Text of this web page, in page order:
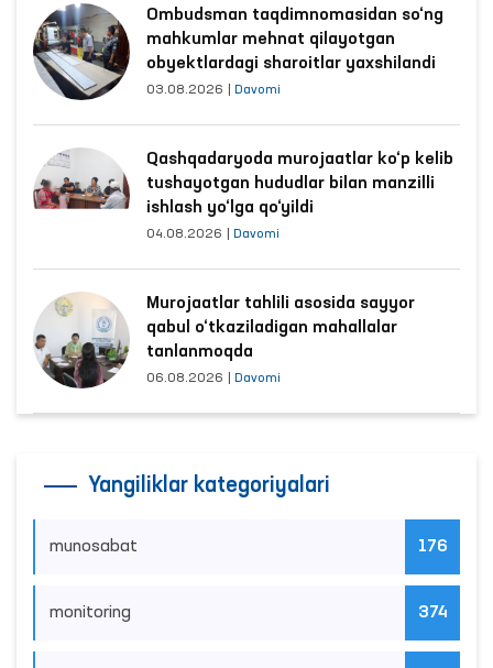
Ombudsman taqdimnomasidan so‘ng
mahkumlar mehnat qilayotgan
obyektlardagi sharoitlar yaxshilandi
03.08.2026 Davomi
Qashqadaryoda murojaatlar ko‘p kelib
tushayotgan hududlar bilan manzilli
ishlash yo‘lga qo‘yildi
04.08.2026 Davomi
Murojaatlar tahlili asosida sayyor
qabul o‘tkaziladigan mahallalar
tanlanmoqda
06.08.2026 Davomi
Yangiliklar kategoriyalari
munosabat 176
monitoring 374